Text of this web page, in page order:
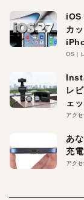
iOS
カ
OS
レ
ェ
アクセ
あ
充
アクセ